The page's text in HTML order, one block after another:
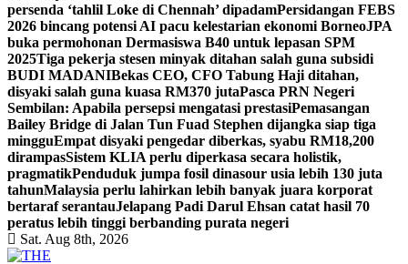
persenda ‘tahlil Loke di Chennah’ dipadamPersidangan FEBS
2026 bincang potensi AI pacu kelestarian ekonomi BorneoJPA
buka permohonan Dermasiswa B40 untuk lepasan SPM
2025Tiga pekerja stesen minyak ditahan salah guna subsidi
BUDI MADANIBekas CEO, CFO Tabung Haji ditahan,
disyaki salah guna kuasa RM370 jutaPasca PRN Negeri
Sembilan: Apabila persepsi mengatasi prestasiPemasangan
Bailey Bridge di Jalan Tun Fuad Stephen dijangka siap tiga
mingguEmpat disyaki pengedar diberkas, syabu RM18,200
dirampasSistem KLIA perlu diperkasa secara holistik,
pragmatikPenduduk jumpa fosil dinasour usia lebih 130 juta
tahunMalaysia perlu lahirkan lebih banyak juara korporat
bertaraf serantauJelapang Padi Darul Ehsan catat hasil 70
peratus lebih tinggi berbanding purata negeri
Sat. Aug 8th, 2026